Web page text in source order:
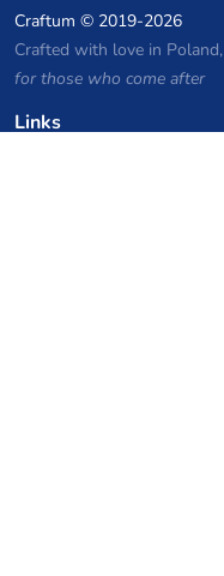
Craftum © 2019-2026
Crafted with love in Poland,
for those who come after
Links